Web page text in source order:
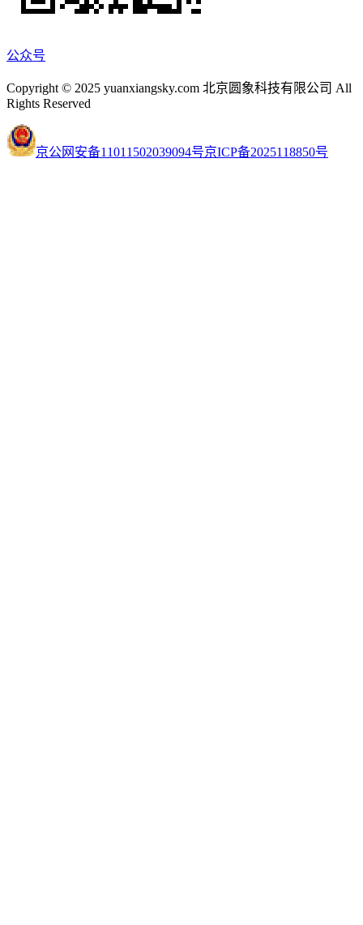
公众号
Copyright © 2025 yuanxiangsky.com 北京圆象科技有限公司 All
Rights Reserved
京公网安备11011502039094号京ICP备2025118850号